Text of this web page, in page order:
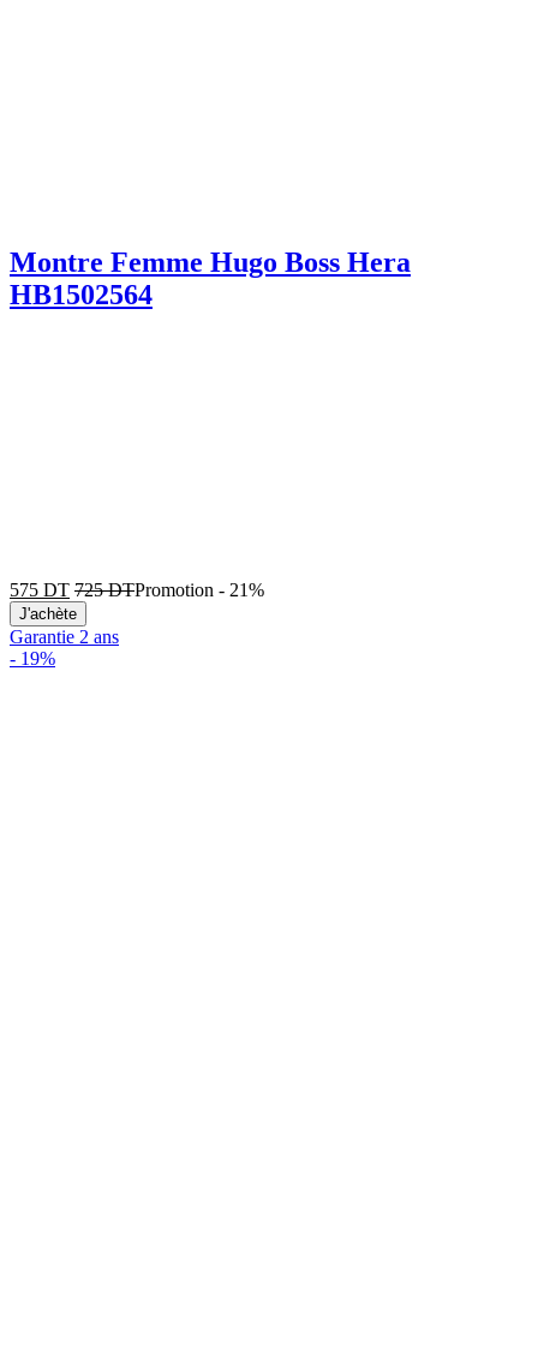
Montre Femme Hugo Boss Hera
HB1502564
575 DT 725DTPromotion - 21%
J'achète
Garantie 2 ans
- 19%